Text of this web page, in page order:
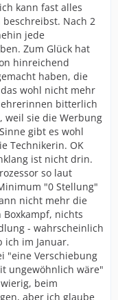
kann fast alles
Nach 2
jede
Zum Glück hat
hinreichend
haben, die
wohl nicht mehr
bitterlich
weil sie die Werbung
gibt es wohl
Technikerin. OK
ist nicht drin.
so laut
"0 Stellung"
nicht mehr die
nichts
- wahrscheinlich
ich im Januar.
"eine Verschiebung
ungewöhnlich wäre"
beim
aber ich glaube